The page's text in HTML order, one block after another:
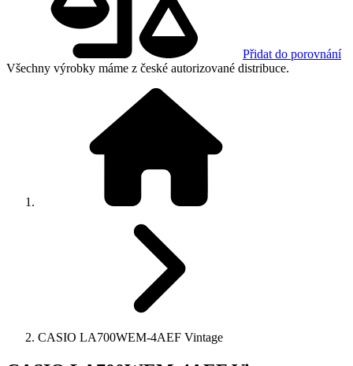
Přidat do porovnání
Všechny výrobky máme z české autorizované distribuce.
CASIO LA700WEM-4AEF Vintage